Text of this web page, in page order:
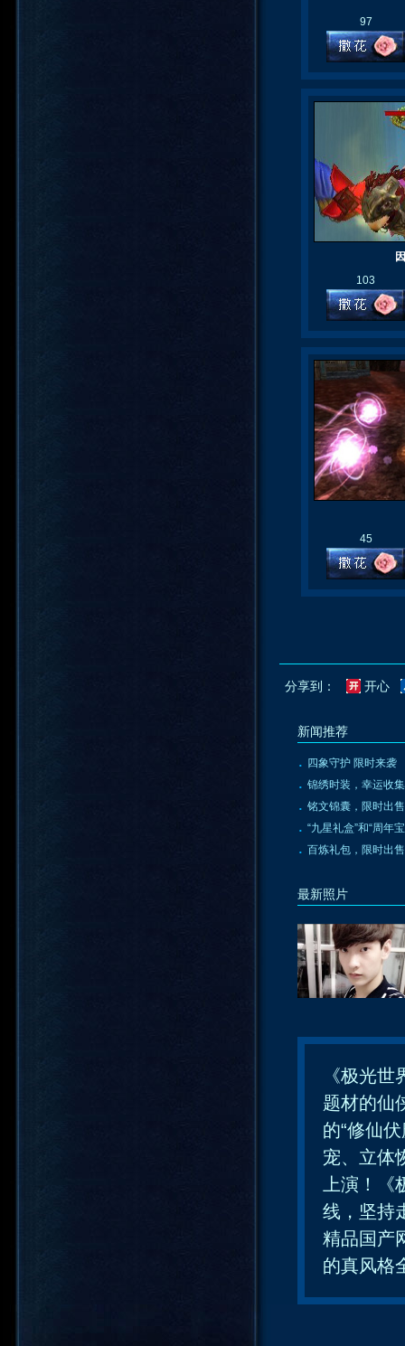
97
103
45
分享到： 开心
新闻推荐
· 四象守护 限时来袭
· 锦绣时装，幸运收集
· 铭文锦囊，限时出售
· “九星礼盒”和“周年
· 百炼礼包，限时出售
最新照片
《极光
题材的仙
的“修仙
宠、立体
上演！
线，坚持
精品国产
的真风格